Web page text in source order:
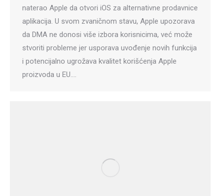
naterao Apple da otvori iOS za alternativne prodavnice
aplikacija. U svom zvaničnom stavu, Apple upozorava
da DMA ne donosi više izbora korisnicima, već može
stvoriti probleme jer usporava uvođenje novih funkcija
i potencijalno ugrožava kvalitet korišćenja Apple
proizvoda u EU.…